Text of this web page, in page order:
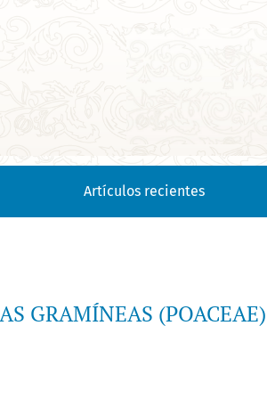
DE LA GUAYANA COLOMBIANA:
Artículos recientes
El actual es:
GRAMÍNEAS